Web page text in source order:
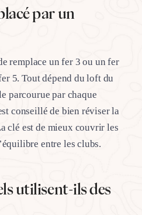
par un
remplace un fer 3 ou un fer
5. Tout dépend du loft du
parcourue par chaque
conseillé de bien réviser la
clé est de mieux couvrir les
entre les clubs.
utilisent-ils des